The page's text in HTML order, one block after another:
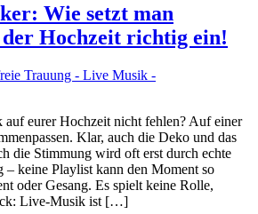
Wie setzt man
Hochzeit richtig ein!
eurer Hochzeit nicht fehlen? Auf einer
Klar, auch die Deko und das
die Stimmung wird oft erst durch echte
keine Playlist kann den Moment so
oder Gesang. Es spielt keine Rolle,
Live-Musik ist […]